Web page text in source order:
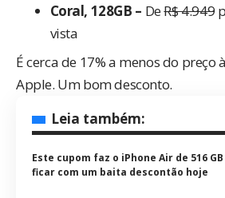
Coral, 128GB – DeR$ 4.949
vista
É cerca de 17% a menos do preço
Apple. Um bom desconto.
Leia também:
Este cupom faz o iPhone Air de 516 GB
ficar com um baita descontão hoje